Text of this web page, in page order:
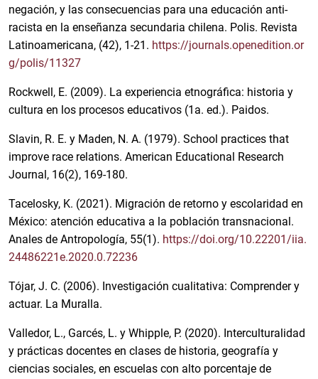
negación, y las consecuencias para una educación anti-
racista en la enseñanza secundaria chilena. Polis. Revista
Latinoamericana, (42), 1-21. https://journals.openedition.or
g/polis/11327
Rockwell, E. (2009). La experiencia etnográfica: historia y
cultura en los procesos educativos (1a. ed.). Paidos.
Slavin, R. E. y Maden, N. A. (1979). School practices that
improve race relations. American Educational Research
Journal, 16(2), 169-180.
Tacelosky, K. (2021). Migración de retorno y escolaridad en
México: atención educativa a la población transnacional.
Anales de Antropología, 55(1). https://doi.org/10.22201/iia.
24486221e.2020.0.72236
Tójar, J. C. (2006). Investigación cualitativa: Comprender y
actuar. La Muralla.
Valledor, L., Garcés, L. y Whipple, P. (2020). Interculturalidad
y prácticas docentes en clases de historia, geografía y
ciencias sociales, en escuelas con alto porcentaje de